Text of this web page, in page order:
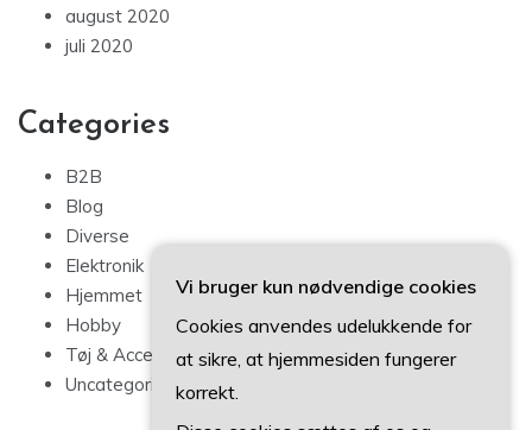
august 2020
juli 2020
Categories
B2B
Blog
Diverse
Elektronik
Hjemmet
Hobby
Tøj & Accessories
Uncategorized
Vi bruger kun nødvendige cookies
Cookies anvendes udelukkende for
at sikre, at hjemmesiden fungerer
korrekt.